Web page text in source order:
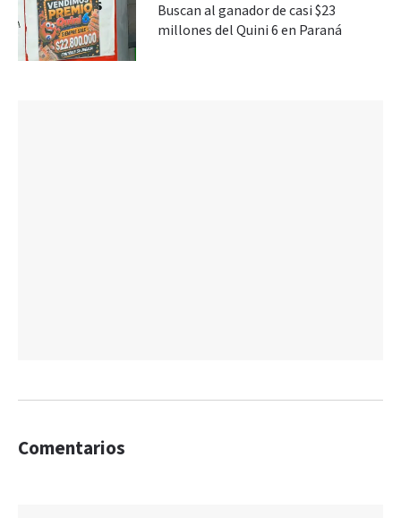
Buscan al ganador de casi $23
millones del Quini 6 en Paraná
Comentarios